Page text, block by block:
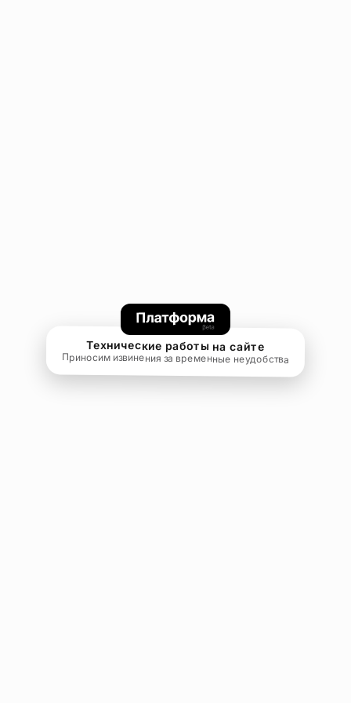
Технические работы на сайте
Приносим извинения за временные неудобства